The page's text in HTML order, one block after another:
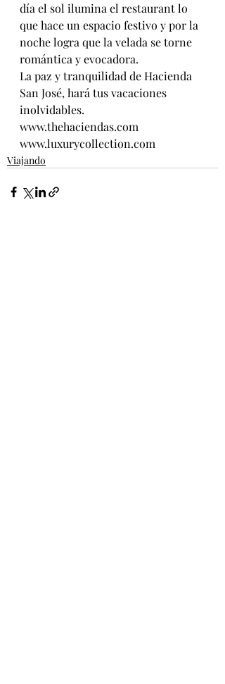
día el sol ilumina el restaurant lo
que hace un espacio festivo y por la
noche logra que la velada se torne
romántica y evocadora.
La paz y tranquilidad de Hacienda
San José, hará tus vacaciones
inolvidables.
www.thehaciendas.com
www.luxurycollection.com
Viajando